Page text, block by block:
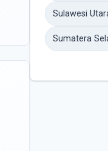
Sulawesi
Sumatera